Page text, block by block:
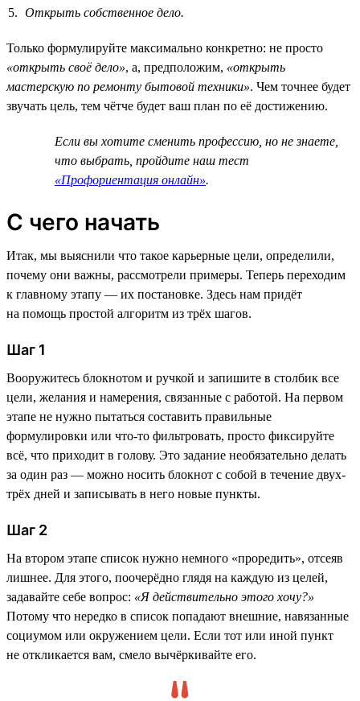
Открыть собственное дело.
Только формулируйте максимально конкретно: не просто
«открыть своё дело», а, предположим, «открыть
мастерскую по ремонту бытовой техники». Чем точнее будет
звучать цель, тем чётче будет ваш план по её достижению.
Если вы хотите сменить профессию, но не знаете,
что выбрать, пройдите наш тест
«Профориентация онлайн».
С чего начать
Итак, мы выяснили что такое карьерные цели, определили,
почему они важны, рассмотрели примеры. Теперь переходим
к главному этапу — их постановке. Здесь нам придёт
на помощь простой алгоритм из трёх шагов.
Шаг 1
Вооружитесь блокнотом и ручкой и запишите в столбик все
цели, желания и намерения, связанные с работой. На первом
этапе не нужно пытаться составить правильные
формулировки или что-то фильтровать, просто фиксируйте
всё, что приходит в голову. Это задание необязательно делать
за один раз — можно носить блокнот с собой в течение двух-
трёх дней и записывать в него новые пункты.
Шаг 2
На втором этапе список нужно немного «проредить», отсеяв
лишнее. Для этого, поочерёдно глядя на каждую из целей,
задавайте себе вопрос: «Я действительно этого хочу?»
Потому что нередко в список попадают внешние, навязанные
социумом или окружением цели. Если тот или иной пункт
не откликается вам, смело вычёркивайте его.